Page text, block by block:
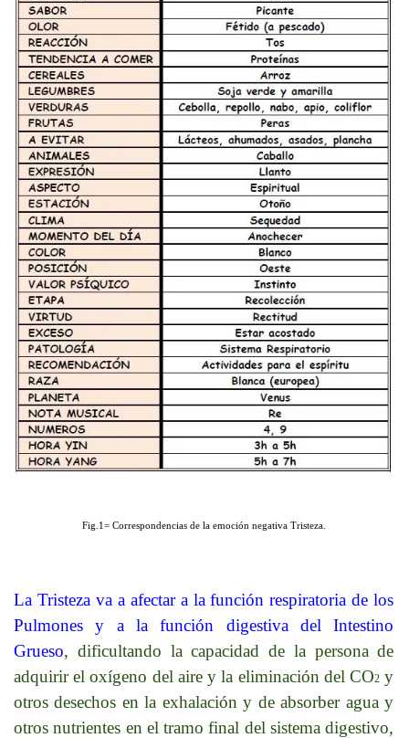
Fig.1= Correspondencias de la emoción negativa Tristeza.
La Tristeza va a afectar a la función respiratoria de los
Pulmones y a la función digestiva del Intestino
Grueso, dificultando la capacidad de la persona de
adquirir el oxígeno del aire y la eliminación del CO2 y
otros desechos en la exhalación y de absorber agua y
otros nutrientes en el tramo final del sistema digestivo,